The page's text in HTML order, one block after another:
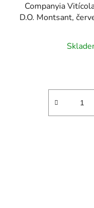
Companyia
D.O. Montsant,